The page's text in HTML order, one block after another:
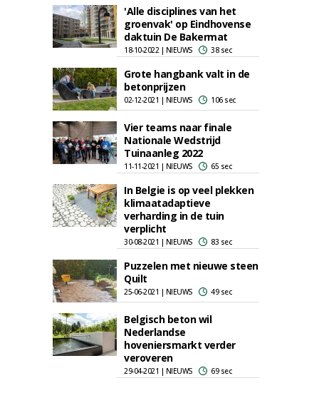
'Alle disciplines van het
groenvak' op Eindhovense
daktuin De Bakermat
18-10-2022 | NIEUWS 38 sec
Grote hangbank valt in de
betonprijzen
02-12-2021 | NIEUWS 106 sec
Vier teams naar finale
Nationale Wedstrijd
Tuinaanleg 2022
11-11-2021 | NIEUWS 65 sec
In Belgie is op veel plekken
klimaatadaptieve
verharding in de tuin
verplicht
30-08-2021 | NIEUWS 83 sec
Puzzelen met nieuwe steen
Quilt
25-06-2021 | NIEUWS 49 sec
Belgisch beton wil
Nederlandse
hoveniersmarkt verder
veroveren
29-04-2021 | NIEUWS 69 sec